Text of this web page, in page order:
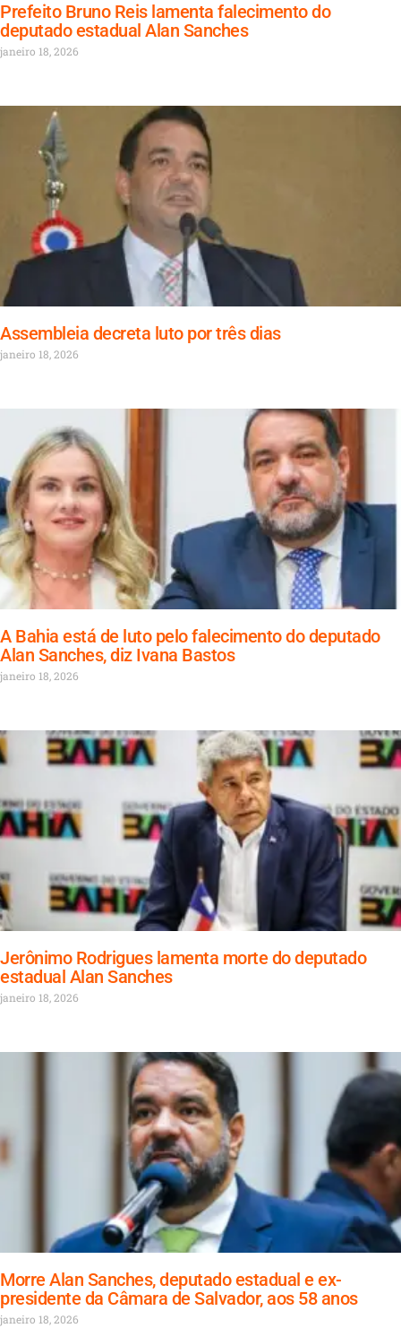
Prefeito Bruno Reis lamenta falecimento do
deputado estadual Alan Sanches
janeiro 18, 2026
Assembleia decreta luto por três dias
janeiro 18, 2026
A Bahia está de luto pelo falecimento do deputado
Alan Sanches, diz Ivana Bastos
janeiro 18, 2026
Jerônimo Rodrigues lamenta morte do deputado
estadual Alan Sanches
janeiro 18, 2026
Morre Alan Sanches, deputado estadual e ex-
presidente da Câmara de Salvador, aos 58 anos
janeiro 18, 2026